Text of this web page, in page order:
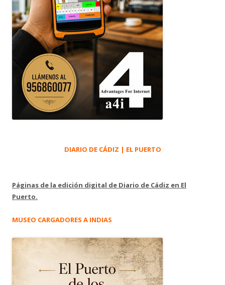
DIARIO DE CÁDIZ | EL PUERTO
Páginas de la edición digital de Diario de Cádiz en El
Puerto.
MUSEO CARGADORES A INDIAS